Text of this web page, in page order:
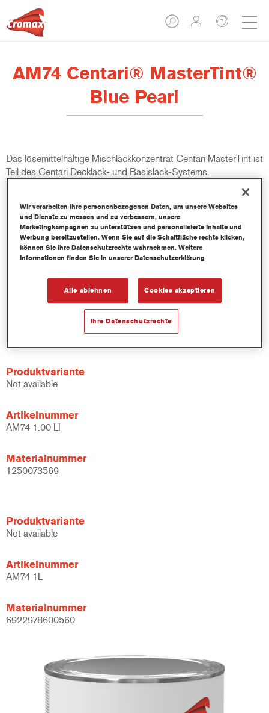
AM74 Centari® MasterTint®
Blue Pearl
Das lösemittelhaltige Mischlackkonzentrat Centari MasterTint ist
Teil des Centari Decklack- und Basislack-Systems.
Produktmerkmale
Unverwechselbares, Vielseitiges und einfach zu
handhabenes Reparaturlacksystem.
Ein Mischbanksystem liefert alle lösemittelbasierenden
Lackqualitäten-medium - und high Solid Decklacke und
Schnelle Bestandskontrolle.
Schnelle Materialverwaltung.
Spart Lagerplatz.
Basierend auf geprüfter konzentrierter Cromax Technology.
Exzellente Farbtongenauigkeit.
Produktvariante
Not available
Artikelnummer
AM74 1.00 LI
Materialnummer
1250073569
Produktvariante
Not available
Artikelnummer
AM74 1L
Materialnummer
6922978600560
Wir verarbeiten Ihre personenbezogenen Daten, um unsere Websites
und Dienste zu messen und zu verbessern, unsere
Marketingkampagnen zu unterstützen und personalisierte Inhalte und
Werbung bereitzustellen. Wenn Sie auf die Schaltfläche rechts klicken,
können Sie Ihre Datenschutzrechte wahrnehmen. Weitere
Informationen finden Sie in unserer Datenschutzerklärung
Alle ablehnen Cookies akzeptieren
Ihre Datenschutzrechte